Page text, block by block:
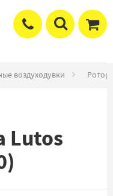
воздуходувки
Lutos